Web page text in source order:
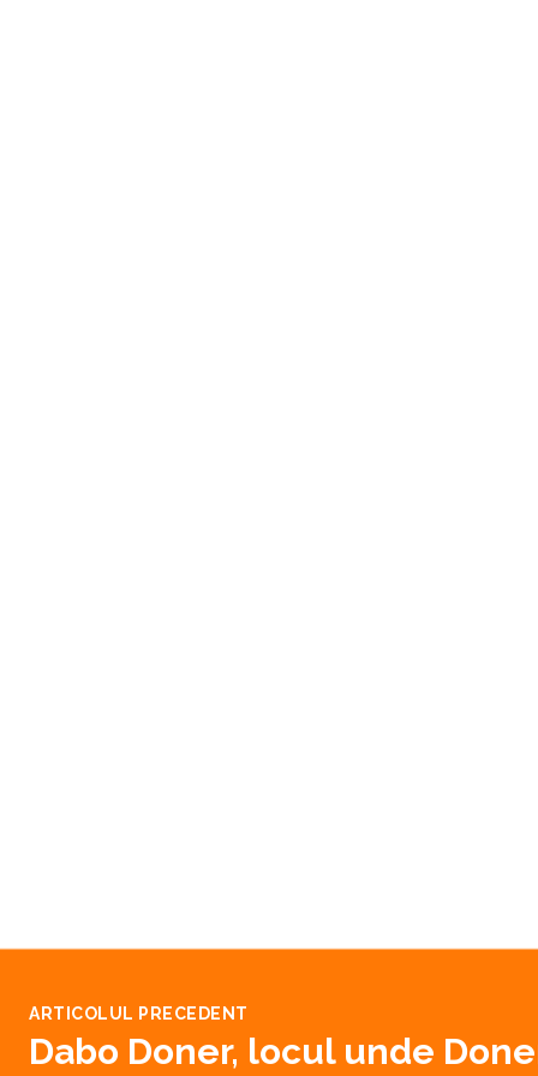
ARTICOLUL PRECEDENT
Dabo Doner, locul unde